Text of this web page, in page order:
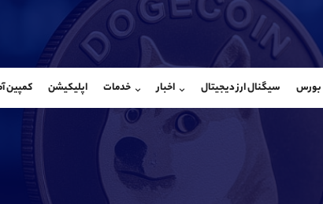
بورس سیگنال ارز دیجیتال اخبار خدمات اپلیکیشن کمپین
شروع گفتگو
@Armteam_admin_104
واتساپ
داخلی